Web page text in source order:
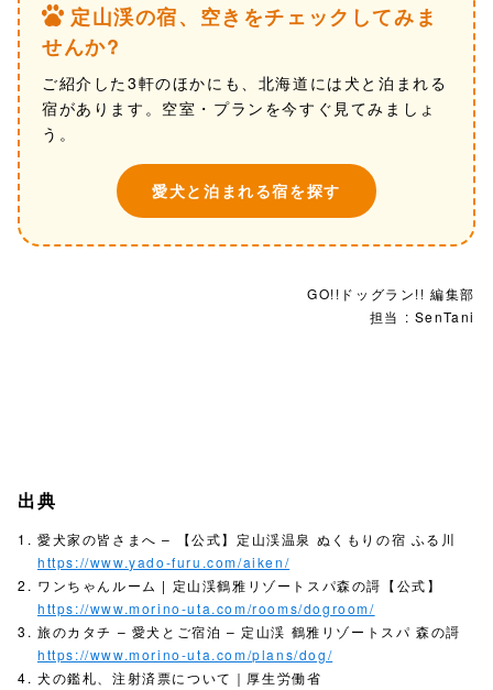
定山渓の宿、空きをチェックしてみま
せんか?
ご紹介した3軒のほかにも、北海道には犬と泊まれる
宿があります。空室・プランを今すぐ見てみましょ
う。
愛犬と泊まれる宿を探す
GO!!ドッグラン!! 編集部
担当 : SenTani
出典
愛犬家の皆さまへ – 【公式】定山渓温泉 ぬくもりの宿 ふる川
https://www.yado-furu.com/aiken/
ワンちゃんルーム | 定山渓鶴雅リゾートスパ森の謌【公式】
https://www.morino-uta.com/rooms/dogroom/
旅のカタチ – 愛犬とご宿泊 – 定山渓 鶴雅リゾートスパ 森の謌
https://www.morino-uta.com/plans/dog/
犬の鑑札、注射済票について｜厚生労働省